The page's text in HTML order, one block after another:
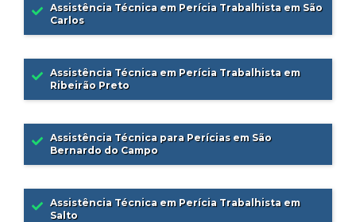
Assistência Técnica em Perícia Trabalhista em São
Carlos
Assistência Técnica em Perícia Trabalhista em
Ribeirão Preto
Assistência Técnica para Perícias em São
Bernardo do Campo
Assistência Técnica em Perícia Trabalhista em
Salto